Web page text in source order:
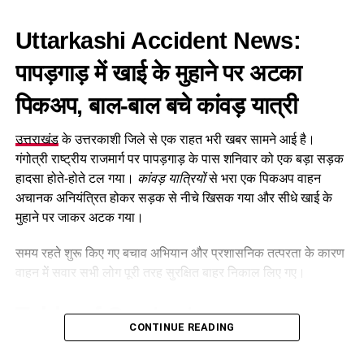
सामान चोरी कर फरार हो गए। मामले में पीड़िता की शिकायत के आधार पर
4 अगस्त को रानीपुर थाने में मुकदमा दर्जकिया गया था।
CCTV फुटेज से पुलिस को मिला सुराग
घटना के खुलासे के लिए वरिष्ठ पुलिस अधीक्षक के निर्देश पर पुलिस और
सीआईयू की संयुक्त टीम गठित की गई। टीम ने घटनास्थल और उसके
आसपास लगेCCTV कैमरों की फुटेजखंगाली।
जांच के दौरान पुलिस को परमिट नंबर 2722 वाला एक संदिग्ध नीले रंग का
उसकी तलाश शुरू की।
Uttarkashi Accident News:
पापड़गाड़मेंखाई के मुहाने पर अटका
पिकअप, बाल-बाल बचे कांवड़ यात्री
उत्तराखंडके उत्तरकाशी जिले से एक राहत भरी खबर सामने आई है।
गंगोत्री राष्ट्रीय राजमार्ग पर पापड़गाड़ के पास शनिवार को एक बड़ा सड़क
हादसा होते-होते टल गया। कांवड़ यात्रियोंसे भरा एक पिकअप वाहन
अचानक अनियंत्रित होकर सड़क से नीचे खिसक गया और सीधे खाई के
मुहाने पर जाकर अटक गया।
समय रहते शुरू किए गए बचाव अभियान और प्रशासनिक तत्परता के कारण
वाहन में सवार सभी लोग पूरी तरह सुरक्षित बाहर निकाल लिए गए।
Table of Contents
CONTINUE READING